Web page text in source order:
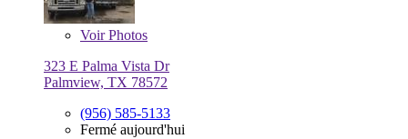
VoirPhotos
323 E Palma Vista Dr
Palmview, TX 78572
(956) 585-5133
Fermé aujourd'hui